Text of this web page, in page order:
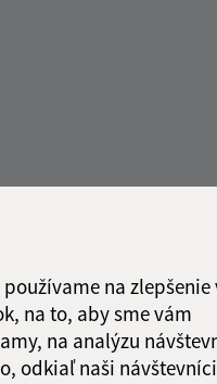
na zlepšenie
na to, aby sme vám
na analýzu
odkiaľ naši návštevníci